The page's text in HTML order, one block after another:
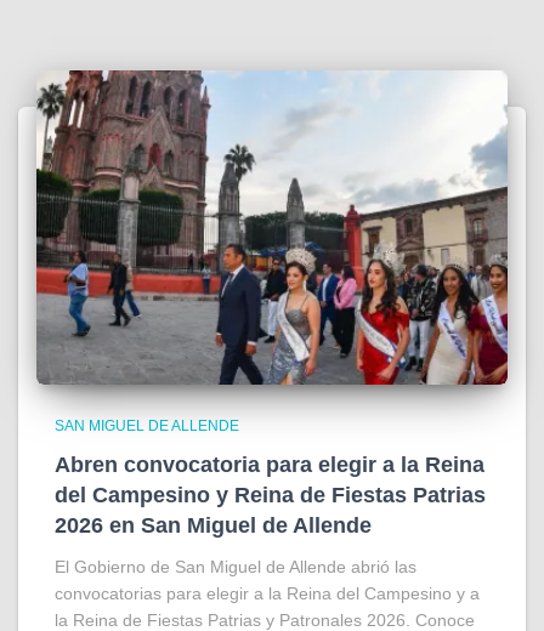
SAN MIGUEL DE ALLENDE
Abren convocatoria para elegir a la Reina
del Campesino y Reina de Fiestas Patrias
2026 en San Miguel de Allende
El Gobierno de San Miguel de Allende abrió las
convocatorias para elegir a la Reina del Campesino y a
la Reina de Fiestas Patrias y Patronales 2026. Conoce